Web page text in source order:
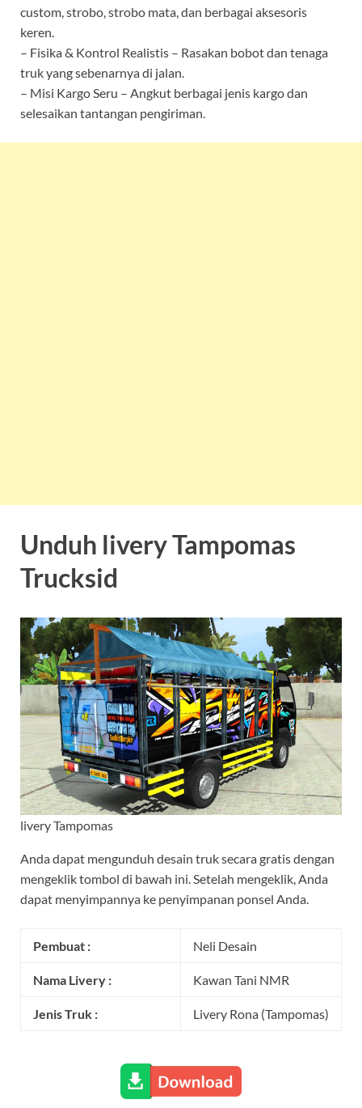
custom, strobo, strobo mata, dan berbagai aksesoris
keren.
– Fisika & Kontrol Realistis – Rasakan bobot dan tenaga
truk yang sebenarnya di jalan.
– Misi Kargo Seru – Angkut berbagai jenis kargo dan
selesaikan tantangan pengiriman.
Unduh livery Tampomas
Trucksid
livery Tampomas
Anda dapat mengunduh desain truk secara gratis dengan
mengeklik tombol di bawah ini. Setelah mengeklik, Anda
dapat menyimpannya ke penyimpanan ponsel Anda.
Pembuat : Neli Desain
Nama Livery : Kawan Tani NMR
Jenis Truk : Livery Rona (Tampomas)